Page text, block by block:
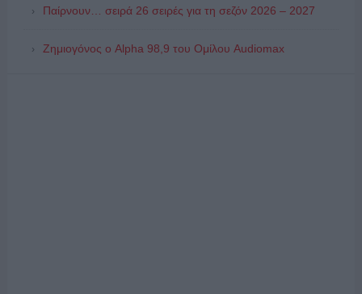
Παίρνουν… σειρά 26 σειρές για τη σεζόν 2026 – 2027
Ζημιογόνος ο Alpha 98,9 του Ομίλου Audiomax